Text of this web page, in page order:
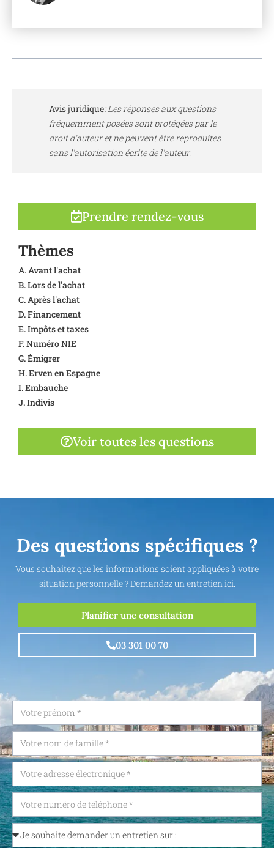
Avis juridique:Les réponses aux questions
fréquemment posées sont protégées par le
droit d'auteur et ne peuvent être reproduites
sans l'autorisation écrite de l'auteur.
Prendre rendez-vous
Thèmes
A. Avant l'achat
B. Lors de l'achat
C. Après l'achat
D. Financement
E. Impôts et taxes
F. Numéro NIE
G. Émigrer
H. Erven en Espagne
I. Embauche
J. Indivis
Voir toutes les questions
Des questions spécifiques ?
Vous souhaitez que les informations soient appliquées à votre
situation personnelle ? Demandez un entretien ici.
Planifier une consultation
03 301 00 70